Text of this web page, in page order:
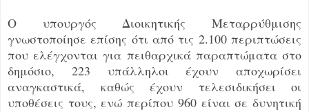
Ο υπουργός Διοικητικής Μεταρρύθμισης
γνωστοποίησε επίσης ότι από τις 2.100 περιπτώσεις
που ελέγχονται για πειθαρχικά παραπτώματα στο
δημόσιο, 223 υπάλληλοι έχουν αποχωρίσει
αναγκαστικά, καθώς έχουν τελεσιδικήσει οι
υποθέσεις τους, ενώ περίπου 960 είναι σε δυνητική